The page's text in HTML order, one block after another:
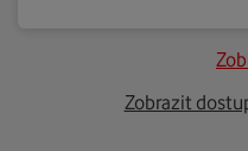
Zobrazit